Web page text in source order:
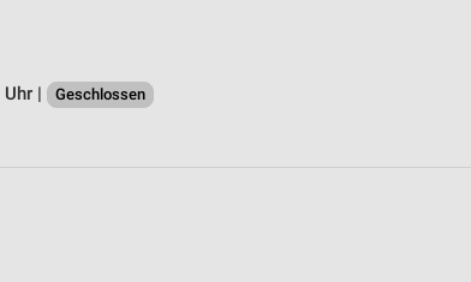
|
Geschlossen